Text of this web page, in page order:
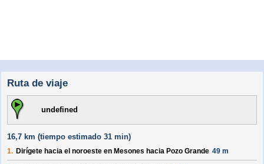
Ruta de viaje
undefined
16,7 km (tiempo estimado 31 min)
1. Dirígete hacia el noroeste en Mesones hacia Pozo Grande 49 m